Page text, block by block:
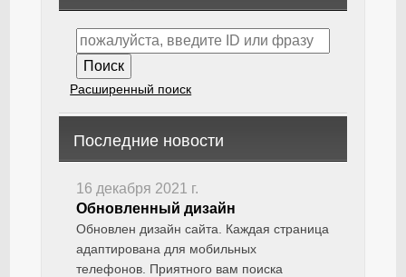
Расширенный поиск
Последние новости
16 декабря 2021 г.
Обновленный дизайн
Обновлен дизайн сайта. Каждая страница
адаптирована для мобильных
телефонов. Приятного вам поиска